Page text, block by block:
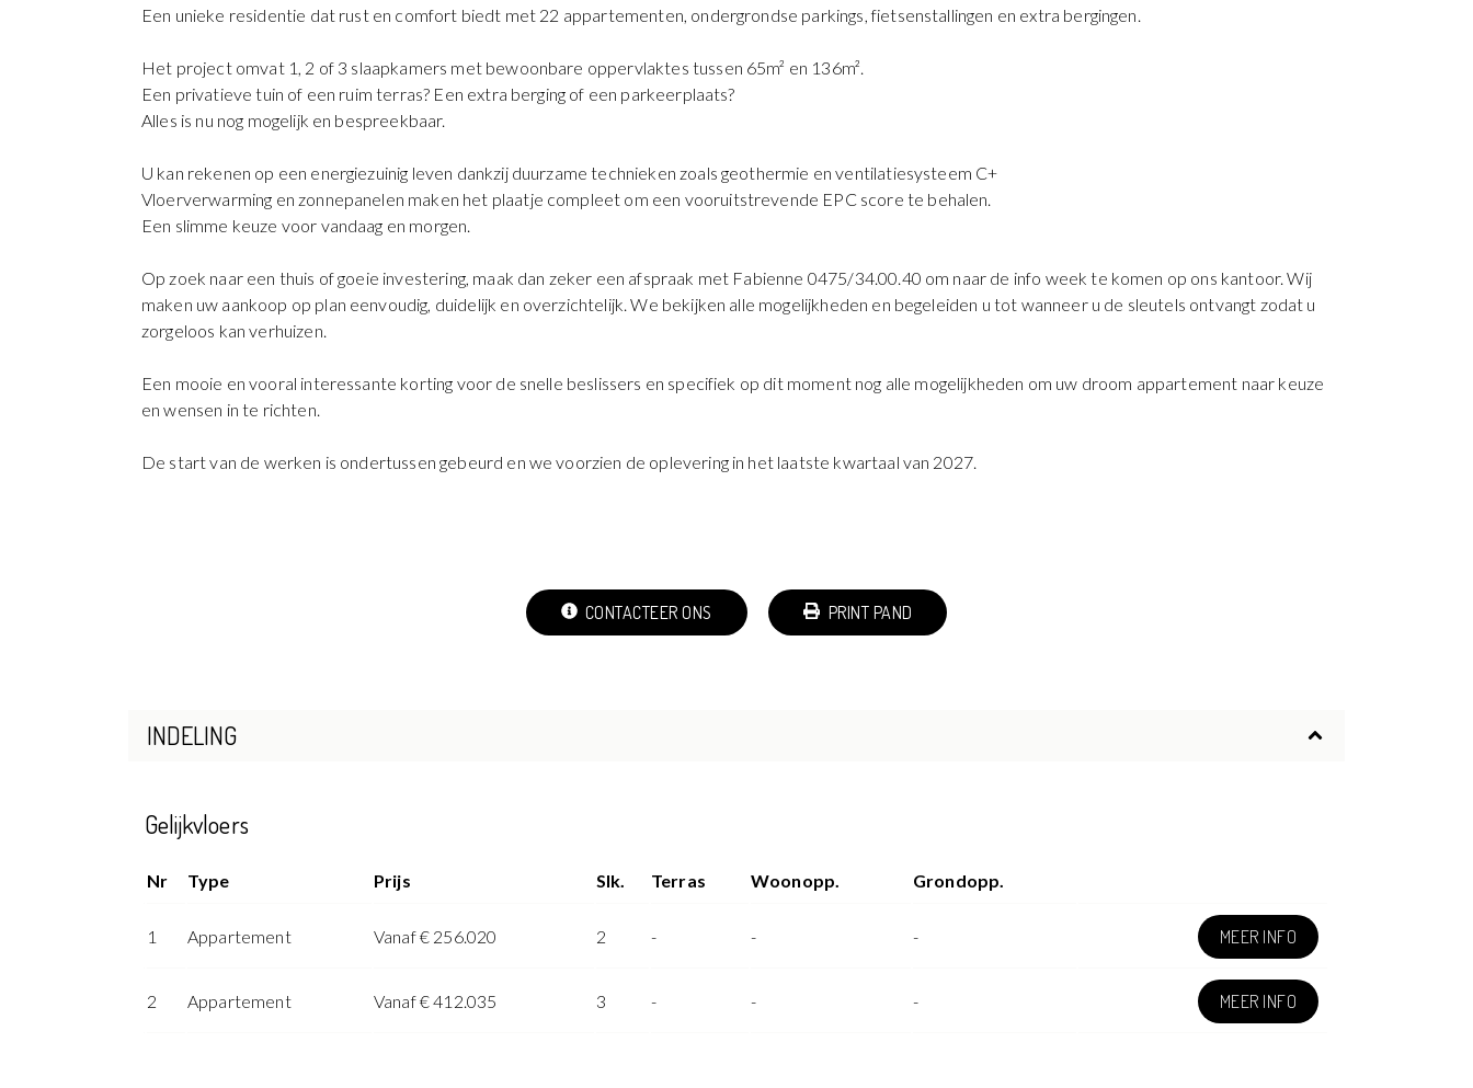
Een unieke residentie dat rust en comfort biedt met 22 appartementen, ondergrondse parkings, fietsenstallingen en extra bergingen.
Het project omvat 1, 2 of 3 slaapkamers met bewoonbare oppervlaktes tussen 65m² en 136m².
Een privatieve tuin of een ruim terras? Een extra berging of een parkeerplaats?
Alles is nu nog mogelijk en bespreekbaar.
U kan rekenen op een energiezuinig leven dankzij duurzame technieken zoals geothermie en ventilatiesysteem C+
Vloerverwarming en zonnepanelen maken het plaatje compleet om een vooruitstrevende EPC score te behalen.
Een slimme keuze voor vandaag en morgen.
Op zoek naar een thuis of goeie investering, maak dan zeker een afspraak met Fabienne 0475/34.00.40 om naar de info week te komen op ons kantoor. Wij
maken uw aankoop op plan eenvoudig, duidelijk en overzichtelijk. We bekijken alle mogelijkheden en begeleiden u tot wanneer u de sleutels ontvangt zodat u
zorgeloos kan verhuizen.
Een mooie en vooral interessante korting voor de snelle beslissers en specifiek op dit moment nog alle mogelijkheden om uw droom appartement naar keuze
en wensen in te richten.
De start van de werken is ondertussen gebeurd en we voorzien de oplevering in het laatste kwartaal van 2027.
CONTACTEER ONS PRINT PAND
INDELING
Gelijkvloers
Nr Type Prijs Slk. Terras Woonopp. Grondopp.
1 Appartement Vanaf € 256.020 2 - - - MEER INFO
2 Appartement Vanaf € 412.035 3 - - - MEER INFO